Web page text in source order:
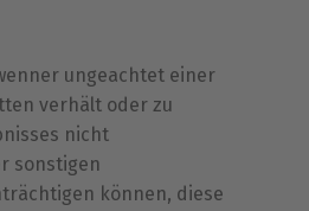
ungeachtet einer
verhält oder zu
nicht
sonstigen
können, diese